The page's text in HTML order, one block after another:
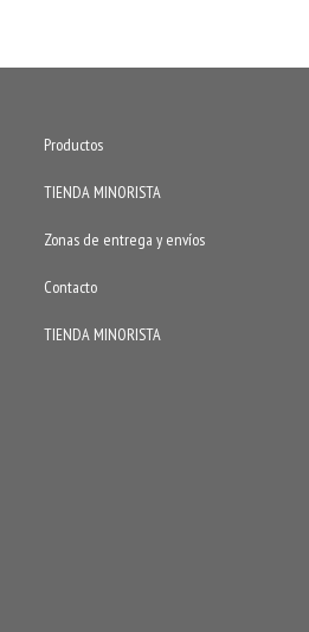
Productos
TIENDA MINORISTA
Zonas de entrega y envíos
Contacto
TIENDA MINORISTA